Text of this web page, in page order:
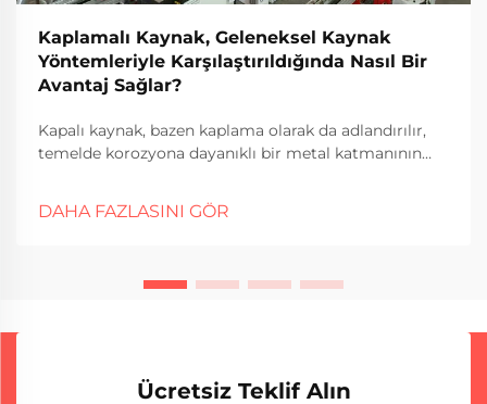
Kaplamalı Kaynak, Geleneksel Kaynak
Yöntemleriyle Karşılaştırıldığında Nasıl Bir
Avantaj Sağlar?
Kapalı kaynak, bazen kaplama olarak da adlandırılır,
temelde korozyona dayanıklı bir metal katmanının
metalleri birbirine bağlamayı içerir. - Çay...
DAHA FAZLASINI GÖR
Ücretsiz Teklif Alın